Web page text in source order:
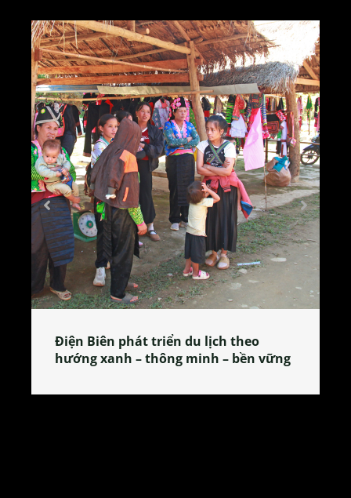
Làng làm bánh tẻ Phú Nhi – nơi lan
tỏa đặc sản xứ Đoài